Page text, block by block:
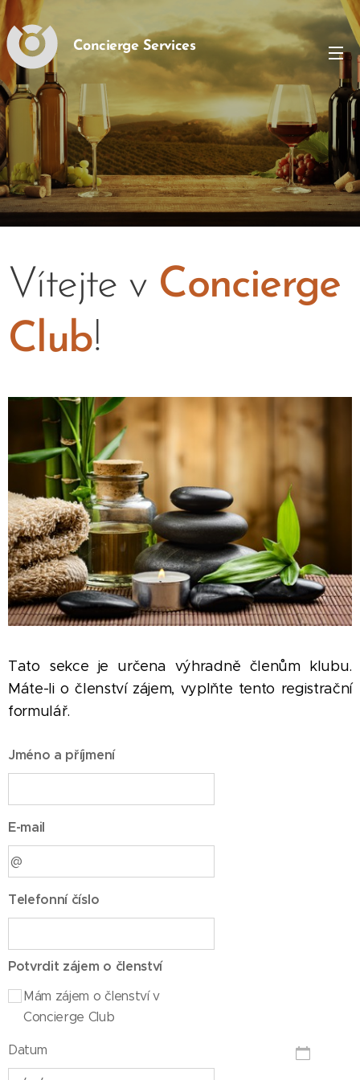
Concierge Services
Vítejte v Concierge
Club!
Tato sekce je určena výhradně členům klubu.
Máte-li o členství zájem, vyplňte tento registrační
formulář.
Jméno a příjmení
E-mail
Telefonní číslo
Potvrdit zájem o členství
Mám zájem o členství v
Concierge Club
Datum